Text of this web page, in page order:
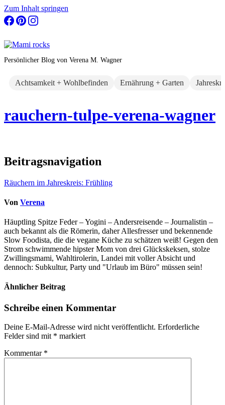
Zum Inhalt springen
Persönlicher Blog von Verena M. Wagner
Achtsamkeit + Wohlbefinden Ernährung + Garten
rauchern-tulpe-verena-wagner
Beitragsnavigation
Räuchern im Jahreskreis: Frühling
Von Verena
Häuptling Spitze Feder – Yogini – Andersreisende – Journalistin –
auch bekannt als die Römerin, daher Allesfresser und bekennende
Slow Foodista, die die vegane Küche zu schätzen weiß! Gegen den
Strom schwimmende hipster Mom von drei Glückskeksen, stolze
Zwillingsmami, Wahltirolerin, Landei mit voller Absicht und
dennoch: Subkultur, Party und "Urlaub im Büro" müssen sein!
Ähnlicher Beitrag
Schreibe einen Kommentar
Deine E-Mail-Adresse wird nicht veröffentlicht. Erforderliche
Felder sind mit * markiert
Kommentar *